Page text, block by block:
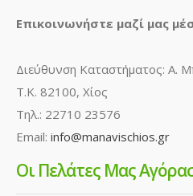
Επικοινωνήστε μαζί μας
Διεύθυνση Καταστήματος: Α.
Τ.Κ. 82100, Χίος
Τηλ.: 22710 23576
Email: info@manavischios.gr
Οι Πελάτες Μας